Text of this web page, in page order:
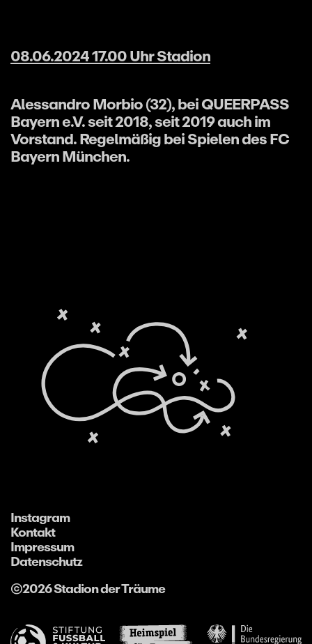
08.06.2024 17.00 Uhr Stadion
Alessandro Morbio (32), bei QUEERPASS
Bayern e.V. seit 2018, seit 2019 auch im
Vorstand. Regelmäßig bei Spielen des FC
Bayern München.
©2026 Stadion der Träume
Instagram
Kontakt
Impressum
Datenschutz